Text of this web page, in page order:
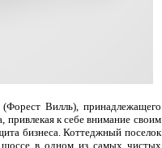
Вилль), принадлежащего
привлекая к себе внимание своим
бизнеса. Коттеджный поселок
в одном из самых чистых